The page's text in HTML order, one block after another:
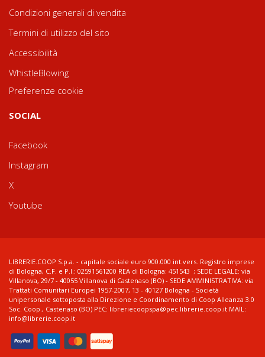
Condizioni generali di vendita
Termini di utilizzo del sito
Accessibilità
WhistleBlowing
Preferenze cookie
SOCIAL
Facebook
Instagram
X
Youtube
LIBRERIE.COOP S.p.a. - capitale sociale euro 900.000 int.vers. Registro imprese
di Bologna, C.F. e P.I.: 02591561200 REA di Bologna: 451543 ; SEDE LEGALE: via
Villanova, 29/7 - 40055 Villanova di Castenaso (BO) - SEDE AMMINISTRATIVA: via
Trattati Comunitari Europei 1957-2007, 13 - 40127 Bologna - Società
unipersonale sottoposta alla Direzione e Coordinamento di Coop Alleanza 3.0
Soc. Coop., Castenaso (BO) PEC: libreriecoopspa@pec.librerie.coop.it MAIL:
info@librerie.coop.it